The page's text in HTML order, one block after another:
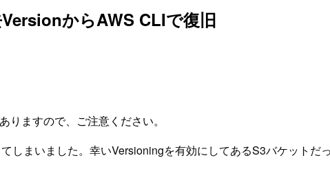
からAWS CLIで復旧
ますので、ご注意ください。
まいました。幸いVersioningを有効にしてあるS3バケットだ